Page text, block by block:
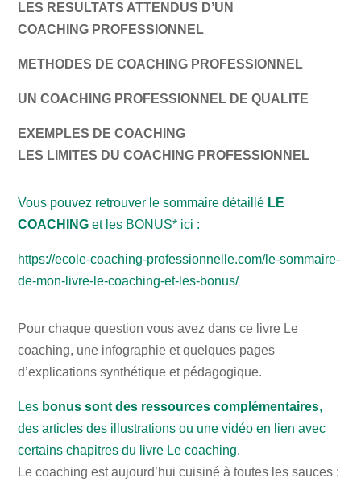
LES RESULTATS ATTENDUS D’UN
COACHING PROFESSIONNEL
METHODES DE COACHING PROFESSIONNEL
UN COACHING PROFESSIONNEL DE QUALITE
EXEMPLES DE COACHING
LES LIMITES DU COACHING PROFESSIONNEL
Vous pouvez retrouver le sommaire détaillé LE
COACHING et les BONUS* ici :
https://ecole-coaching-professionnelle.com/le-sommaire-
de-mon-livre-le-coaching-et-les-bonus/
Pour chaque question vous avez dans ce livre Le
coaching, une infographie et quelques pages
d’explications synthétique et pédagogique.
Les bonus sont des ressources complémentaires,
des articles des illustrations ou une vidéo en lien avec
certains chapitres du livre Le coaching.
Le coaching est aujourd’hui cuisiné à toutes les sauces :